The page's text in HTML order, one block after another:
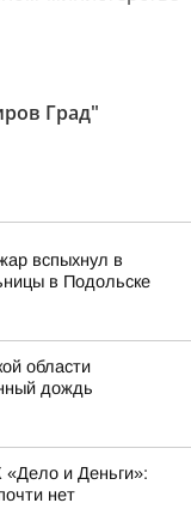
Град"
вспыхнул в
в Подольске
области
дождь
и Деньги»:
нет